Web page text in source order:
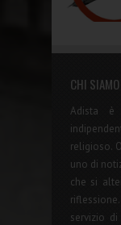
CHI SIAMO
Adista è
religioso.
uno di
che si
servizio